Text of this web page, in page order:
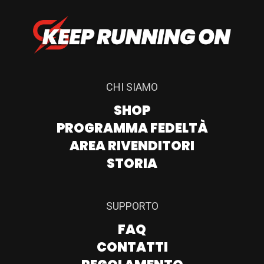
CHI SIAMO
SHOP
PROGRAMMA FEDELTÀ
AREA RIVENDITORI
STORIA
SUPPORTO
FAQ
CONTATTI